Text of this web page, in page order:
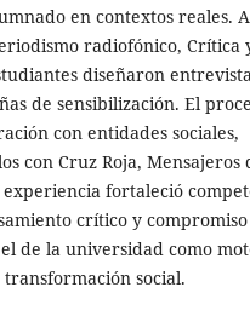
en contextos reales.
radiofónico, Crítica
diseñaron
de sensibilización. El
con entidades sociales,
con Cruz Roja, Mensajeros
fortaleció
crítico y
de la universidad como
social.